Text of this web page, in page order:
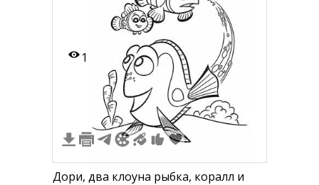
1
Дори, два клоуна рыбка, коралл и